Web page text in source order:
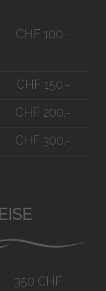
CHF 100.-
CHF 150.-
CHF 200.-
CHF 300.-
350 CHF